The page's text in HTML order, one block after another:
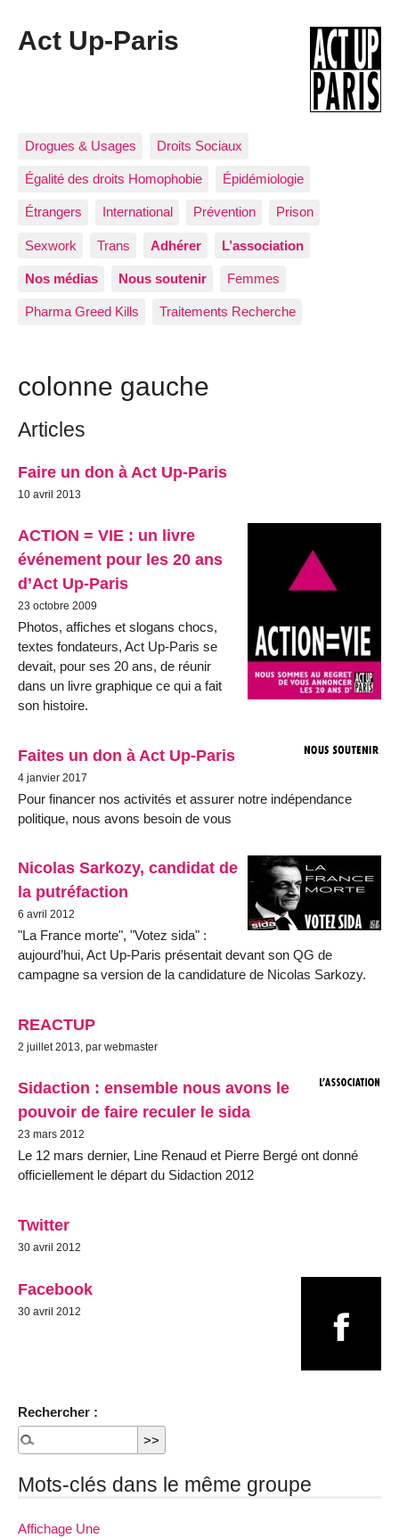
Act Up-Paris
Drogues & Usages Droits Sociaux
Égalité des droits Homophobie Épidémiologie
Étrangers International Prévention Prison
Sexwork Trans Adhérer L’association
Nos médias Nous soutenir Femmes
Pharma Greed Kills Traitements Recherche
colonne gauche
Articles
Faire un don à Act Up-Paris
10 avril 2013
ACTION = VIE : un livre
événement pour les 20 ans
d’Act Up-Paris
23 octobre 2009
Photos, affiches et slogans chocs,
textes fondateurs, Act Up-Paris se
devait, pour ses 20 ans, de réunir
dans un livre graphique ce qui a fait
son histoire.
Faites un don à Act Up-Paris
4 janvier 2017
Pour financer nos activités et assurer notre indépendance
politique, nous avons besoin de vous
Nicolas Sarkozy, candidat de
la putréfaction
6 avril 2012
"La France morte", "Votez sida" :
aujourd’hui, Act Up-Paris présentait devant son QG de
campagne sa version de la candidature de Nicolas Sarkozy.
REACTUP
2 juillet 2013, par webmaster
Sidaction : ensemble nous avons le
pouvoir de faire reculer le sida
23 mars 2012
Le 12 mars dernier, Line Renaud et Pierre Bergé ont donné
officiellement le départ du Sidaction 2012
Twitter
30 avril 2012
Facebook
30 avril 2012
Rechercher :
Mots-clés dans le même groupe
Affichage Une